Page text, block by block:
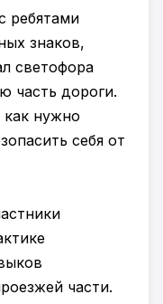
ребятами
знаков,
светофора
часть дороги.
нужно
себя от
части.